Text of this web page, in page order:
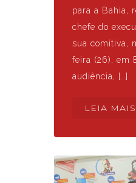
para a Bahia,
chefe do
sua comitiva,
feira (26), em
audiência, […]
LEIA MAIS